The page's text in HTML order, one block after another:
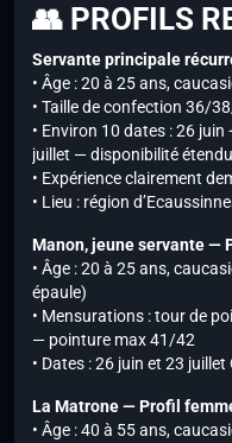
👥 PROFILS
Servante principale
• Âge : 20 à 25 ans,
• Taille de confection 36/
• Environ 10 dates : 26 juin
juillet — disponibilité
• Expérience clairement
• Lieu : région
Manon, jeune servante —
• Âge : 20 à 25 ans,
épaule)
• Mensurations : tour de
— pointure max 41/42
• Dates : 26 juin et 23
La Matrone — Profil
• Âge : 40 à 55 ans,